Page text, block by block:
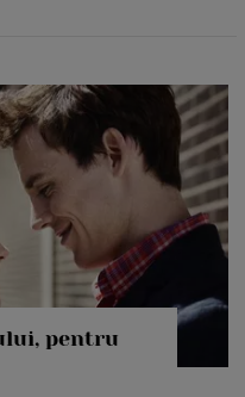
pentru